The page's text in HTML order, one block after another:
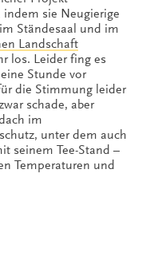
sie Neugierige
Ständesaal und im
Landschaft
los. Leider fing es
Stunde vor
die Stimmung leider
schade, aber
im
unter dem auch
seinem Tee-Stand –
Temperaturen und